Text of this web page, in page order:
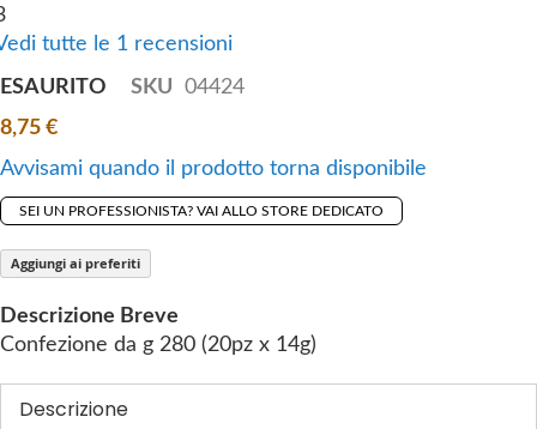
o
f
t
e
i
m
a
g
e
s
g
tutte le 1 recensioni
ESAURITO SKU
04424
8,75 €
Avvisami quando il prodotto torna disponibile
SEI UN PROFESSIONISTA? VAI ALLO STORE DEDICATO
Aggiungi ai preferiti
Descrizione Breve
Confezione da g 280 (20pz x 14g)
Descrizione